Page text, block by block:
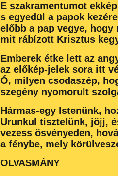
E szakramentumot
s egyedül a papok
előbb a pap vegye, hogy
mit rábízott Krisztus
Emberek étke lett az
az előkép-jelek sora itt
Ó, milyen csodaszép,
szegény nyomorult
Hármas-egy Istenünk,
Urunkul tisztelünk, jöjj,
vezess ösvényeden,
a fénybe, mely
OLVASMÁNY